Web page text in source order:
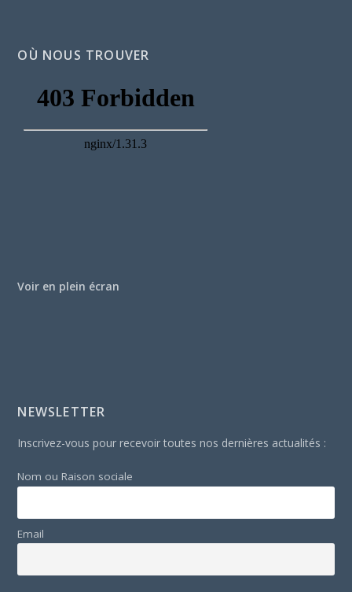
OÙ NOUS TROUVER
Voir en plein écran
NEWSLETTER
Inscrivez-vous pour recevoir toutes nos dernières actualités :
Nom ou Raison sociale
Email